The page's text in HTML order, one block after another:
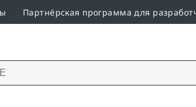
Партнёрская программа для